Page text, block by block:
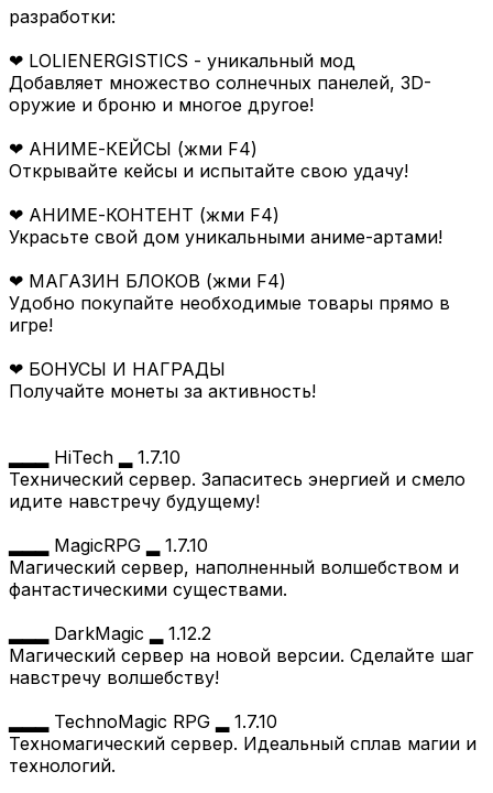
разработки:
❤ LOLIENERGISTICS - уникальный мод
Добавляет множество солнечных панелей, 3D-
оружие и броню и многое другое!
❤ АНИМЕ-КЕЙСЫ (жми F4)
Открывайте кейсы и испытайте свою удачу!
❤ АНИМЕ-КОНТЕНТ (жми F4)
Украсьте свой дом уникальными аниме-артами!
❤ МАГАЗИН БЛОКОВ (жми F4)
Удобно покупайте необходимые товары прямо в
игре!
❤ БОНУСЫ И НАГРАДЫ
Получайте монеты за активность!
▂▂▂ HiTech ▂ 1.7.10
Технический сервер. Запаситесь энергией и смело
идите навстречу будущему!
▂▂▂ MagicRPG ▂ 1.7.10
Магический сервер, наполненный волшебством и
фантастическими существами.
▂▂▂ DarkMagic ▂ 1.12.2
Магический сервер на новой версии. Сделайте шаг
навстречу волшебству!
▂▂▂ TechnoMagic RPG ▂ 1.7.10
Техномагический сервер. Идеальный сплав магии и
технологий.